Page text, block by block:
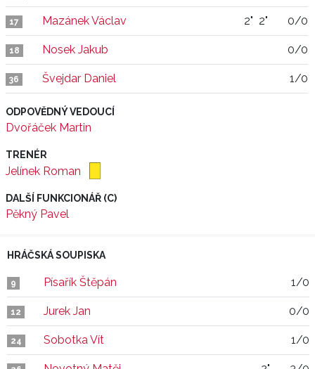
17 Mazánek Václav 2" 2" 0/0
18 Nosek Jakub 0/0
36 Švejdar Daniel 1/0
ODPOVĚDNÝ VEDOUCÍ
Dvořáček Martin
TRENÉR
Jelínek Roman
DALŠÍ FUNKCIONÁŘ (C)
Pěkný Pavel
HRÁČSKÁ SOUPISKA
9 Písařík Štěpán 1/0
12 Jurek Jan 0/0
24 Sobotka Vít 1/0